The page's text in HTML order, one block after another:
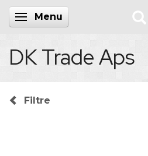
Skifte navigation
Menu
DK Trade Aps
Filtre